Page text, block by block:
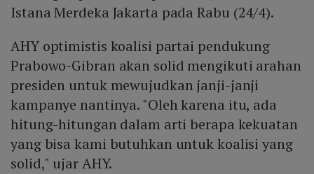
Istana Merdeka Jakarta pada Rabu (24/4).
AHY optimistis koalisi partai pendukung
Prabowo-Gibran akan solid mengikuti arahan
presiden untuk mewujudkan janji-janji
kampanye nantinya. "Oleh karena itu, ada
hitung-hitungan dalam arti berapa kekuatan
yang bisa kami butuhkan untuk koalisi yang
solid," ujar AHY.